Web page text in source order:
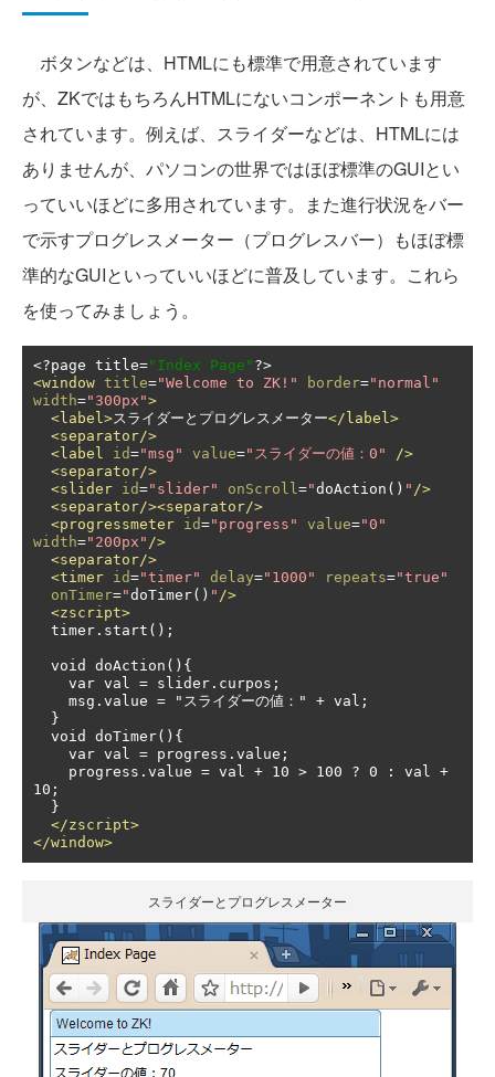
ボタンなどは、HTMLにも標準で用意されています
が、ZKではもちろんHTMLにないコンポーネントも用意
されています。例えば、スライダーなどは、HTMLには
ありませんが、パソコンの世界ではほぼ標準のGUIとい
っていいほどに多用されています。また進行状況をバー
で示すプログレスメーター（プログレスバー）もほぼ標
準的なGUIといっていいほどに普及しています。これら
を使ってみましょう。
<?page title="Index Page" ?>
<window title="Welcome to ZK!" border="normal"
width="300px">
<label>スライダーとプログレスメーター</label>
<separator/>
<label
id="msg" value="スライダーの値：0"
/>
<separator/>
<slider id="slider" onScroll="doAction () " />
<separator/><separator/>
<progressmeter id="progress" value="0"
width="200px" />
<separator/>
<timer id="timer" delay="1000" repeats="true"
onTimer="doTimer() " />
<zscript>
10;
</zscript>
</window>
スライダーとプログレスメーター